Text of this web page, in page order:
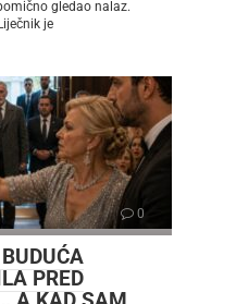
gledao nalaz.
je
0
PRED